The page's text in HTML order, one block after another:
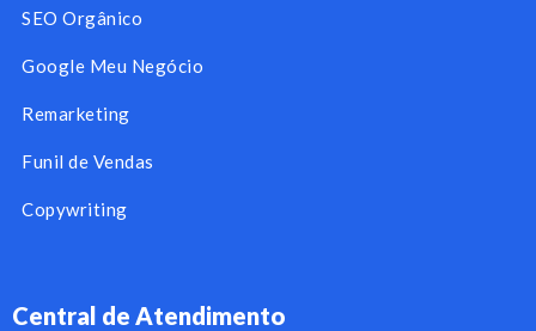
SEO Orgânico
Google Meu Negócio
Remarketing
Funil de Vendas
Copywriting
Central de Atendimento